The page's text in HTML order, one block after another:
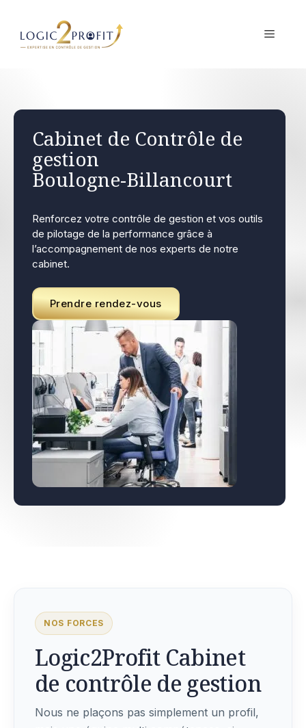
contenu
MENU
Cabinet de Contrôle de
gestion
Boulogne-Billancourt
Renforcez votre contrôle de gestion et vos outils
de pilotage de la performance grâce à
l’accompagnement de nos experts de notre
cabinet.
Prendre rendez-vous
NOS FORCES
Logic2Profit Cabinet
de contrôle de gestion
Nous ne plaçons pas simplement un profil,